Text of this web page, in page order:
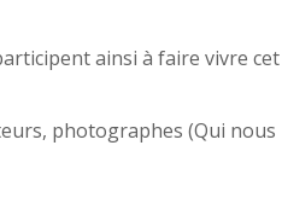
ainsi à faire vivre cet
photographes (Qui nous